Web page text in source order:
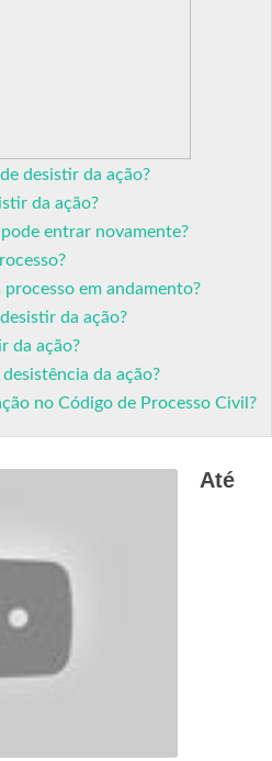
desistir da ação?
da ação?
entrar novamente?
em andamento?
da ação?
da ação?
da ação?
no Código de Processo Civil?
Até